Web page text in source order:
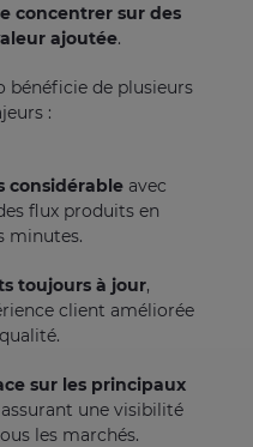
concentrer sur des
ajoutée.
bénéficie de plusieurs
:
considérableavec
flux produits en
minutes.
toujours à jour,
client améliorée
sur les principaux
assurant une visibilité
les marchés.